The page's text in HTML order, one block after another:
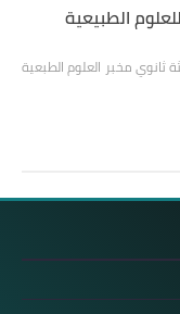
الطبيعية
ثانوي مخبر العلوم الطبعية